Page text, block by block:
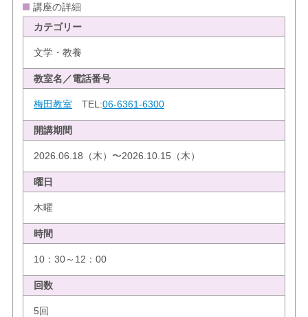
講座の詳細
カテゴリー
文学・教養
教室名／電話番号
梅田教室 TEL:06-6361-6300
開講期間
2026.06.18（木）〜2026.10.15（木）
曜日
木曜
時間
10：30～12：00
回数
5回